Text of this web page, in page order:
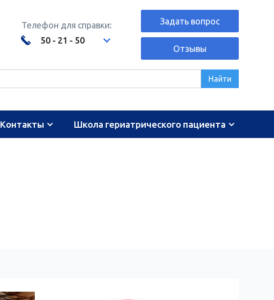
Телефон для справки:
50 - 21 - 50
Задать вопрос
Отзывы
Контакты Школа гериатрического пациента